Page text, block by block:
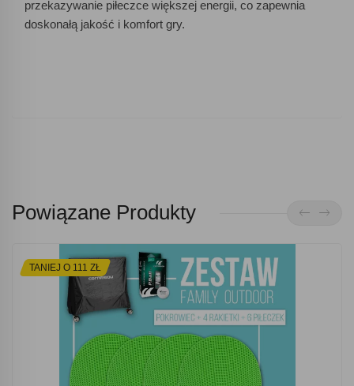
przekazywanie piłeczce większej energii, co zapewnia
doskonałą jakość i komfort gry.
Powiązane Produkty
TANIEJ O 111 ZŁ